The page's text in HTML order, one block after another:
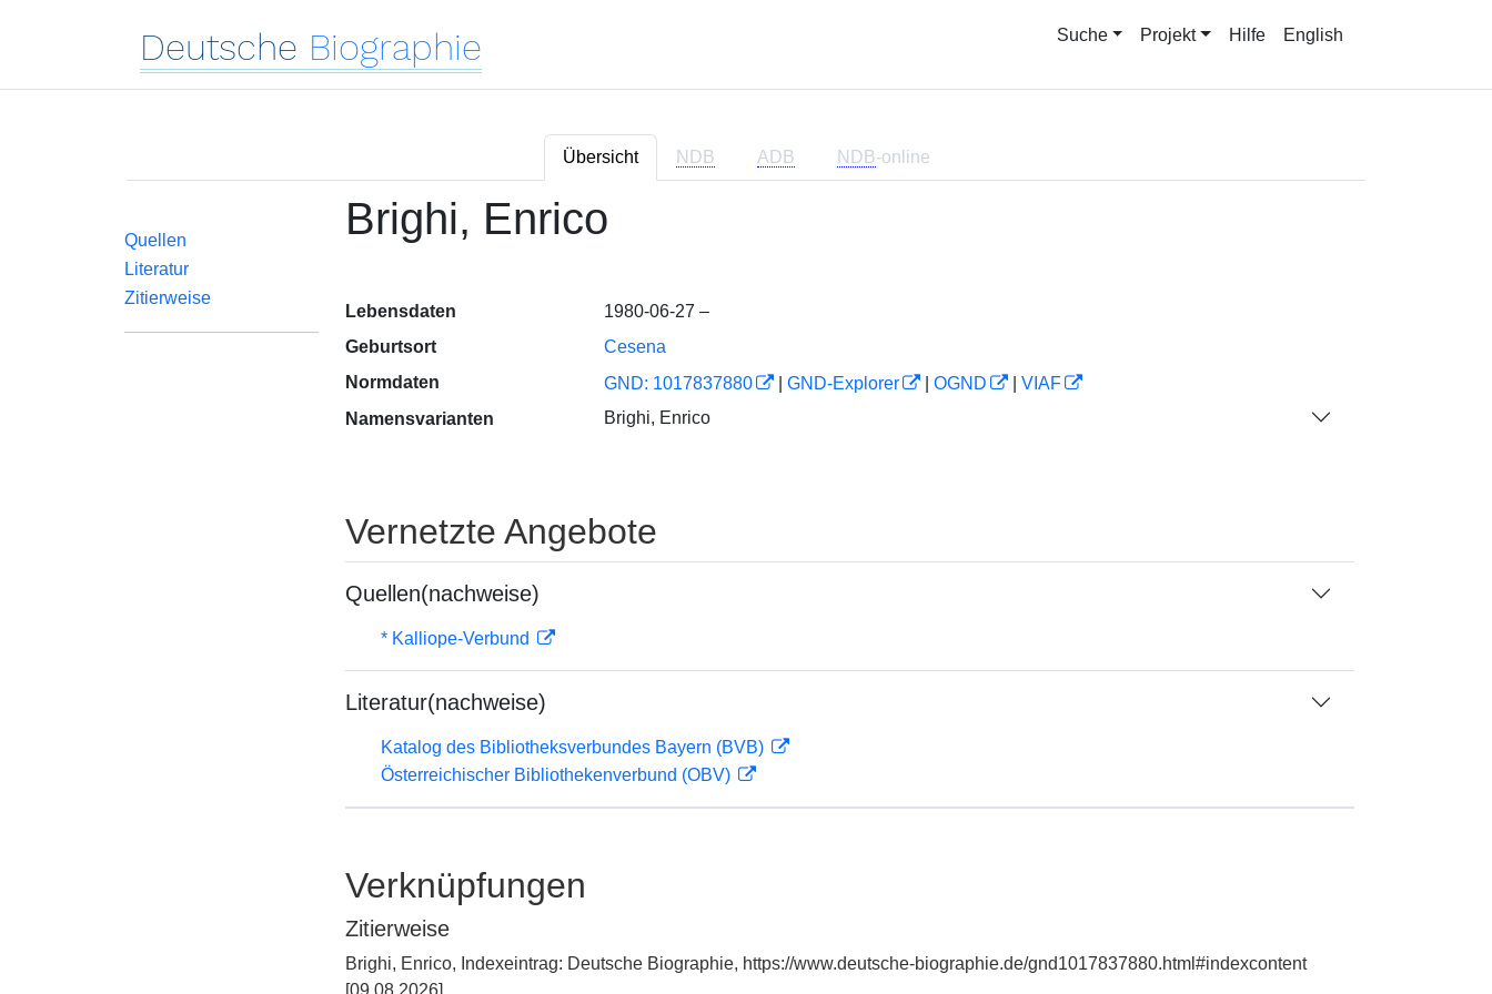
Deutsche Biographie Suche Projekt Hilfe English
Übersicht NDB ADB NDB-online
Quellen
Literatur
Zitierweise
Brighi, Enrico
Lebensdaten
1980-06-27 –
Geburtsort
Cesena
Normdaten
GND: 1017837880 GND-Explorer OGND
VIAF
Namensvarianten
Brighi, Enrico
Vernetzte Angebote
Quellen(nachweise)
* Kalliope-Verbund
Literatur(nachweise)
Katalog des Bibliotheksverbundes Bayern (BVB)
Österreichischer Bibliothekenverbund (OBV)
Verknüpfungen
Zitierweise
Brighi, Enrico, Indexeintrag: Deutsche Biographie, https://www.deutsche-biographie.de/gnd1017837880.html#indexcontent
[09.08.2026].